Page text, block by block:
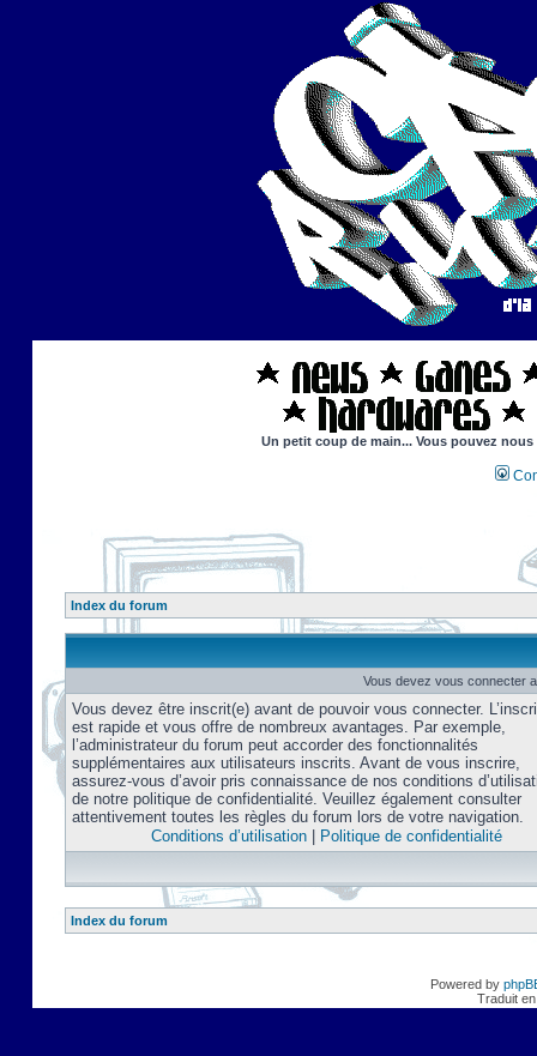
Un petit coup de main... Vous pouvez
Index du forum
Vous devez vous connecter
Vous devez être inscrit(e) avant de pouvoir vous connecter.
est rapide et vous offre de nombreux avantages. Par exemple,
l’administrateur du forum peut accorder des fonctionnalités
supplémentaires aux utilisateurs inscrits. Avant de vous inscrire,
assurez-vous d’avoir pris connaissance de nos conditions
de notre politique de confidentialité. Veuillez également consulter
attentivement toutes les règles du forum lors de votre navigation.
Conditions d’utilisation| Politique de confidentialité
Index du forum
Powered by
Traduit